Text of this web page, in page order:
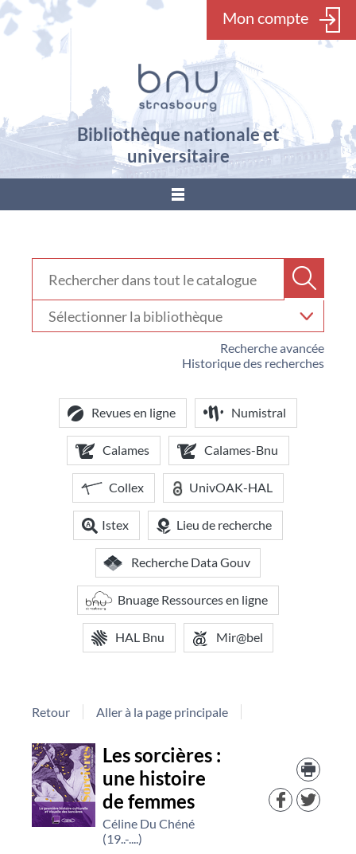
Mon compte
Bibliothèque nationale et
universitaire
???
Recherche avancée
Historique des recherches
votre
bibliothèque
Revues en ligne Numistral
Calames Calames-Bnu
Collex UnivOAK-HAL
Istex Lieu de recherche
Recherche Data Gouv
Bnuage Ressources en ligne
HAL Bnu Mir@bel
Retour Aller à la page principale
Détail
document
Les sorcières :
une histoire
de femmes
Céline Du Chéné
(19..-....)